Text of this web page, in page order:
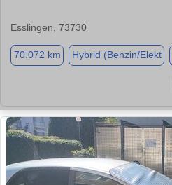
Esslingen, 73730
70.072 km Hybrid (Benzin/Elekt